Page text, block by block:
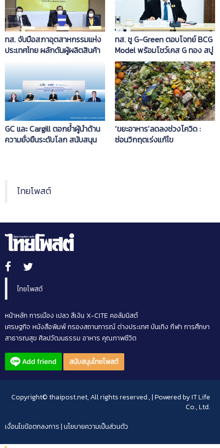
ทส. จับมือสภาอุตสาหกรรมแห่ง
ประเทศไทย ผลักดันผู้ผลิตสินค้า
แวดล้อม สร้างแรงจูงใจให้ผู้
บริโภคเลือกซื้อสินค้าที่ได้
มาตรฐานสากล
ทส. ชู G-Green ตอบโจทย์ BCG
Model พร้อมโชว์เคส G ทอง สบู่
สมุนไพรไทยรู้รักษ์สิ่งแวดล้อม
GC และ Cargill ตอกย้ำผู้นำด้าน
ความยั่งยืนระดับโลก สนับสนุน
‘ขยะอาหาร’ลดลงช่วงโควิด :
ซ่อนวิกฤตเร่งแก้ไข
ไทยโพสต์
ไทยโพสต์
หน้าหลัก การเมือง เปลว สีเงิน X-CITE คอลัมนิสต์
เศรษฐกิจ หนังสือพิมพ์กรองสถานการณ์ต่างประเทศบันเทิง กีฬา การศึกษา
สาธารณสุข ศิลปวัฒนธรรม อาหาร คุณภาพชีวิต
สนับสนุนไทยโพสต์
Copyright© thaipost.net, All rights reserved., | Powered byIT Life
Co., Ltd.
เงื่อนไขข้อตกลงการ|นโยบายความเป็นส่วนตัว